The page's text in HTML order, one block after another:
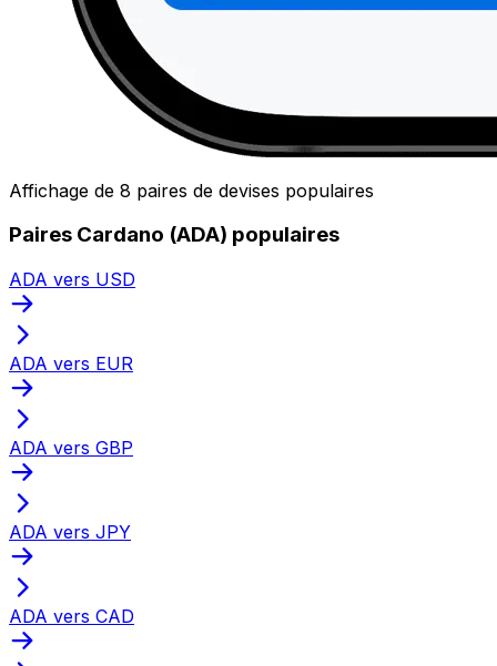
Affichage de 8 paires de devises populaires
Paires Cardano (ADA) populaires
ADA vers USD
ADA vers EUR
ADA vers GBP
ADA vers JPY
ADA vers CAD